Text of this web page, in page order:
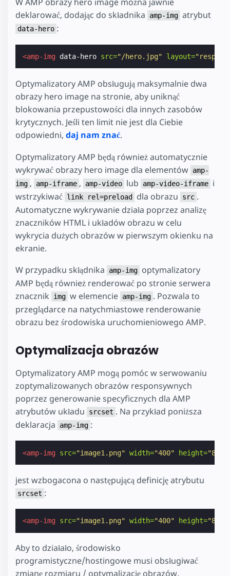
deklarować, dodając do składnika
amp-img atrybut
data-hero :
<amp-img data-hero src="/hero.jpg" layout=
Optymalizatory AMP obsługują maksymalnie dwa
obrazy hero image na stronie, aby uniknąć
blokowania przepustowości dla innych zasobów
krytycznych. Jeśli ten limit nie jest dla Ciebie
odpowiedni, daj nam znać.
Optymalizatory AMP będą również automatycznie
wykrywać obrazy hero image dla elementów amp-
img , amp-iframe , amp-video lub amp-video-iframe i
wstrzykiwać link rel=preload dla obrazu src .
Automatyczne wykrywanie działa poprzez analizę
znaczników HTML i układów obrazu w celu
wykrycia dużych obrazów w pierwszym okienku na
ekranie.
W przypadku skłądnika
amp-img optymalizatory
AMP będą również renderować po stronie serwera
znacznik
img w elemencie amp-img . Pozwala to
przeglądarce na natychmiastowe renderowanie
obrazu bez środowiska uruchomieniowego AMP.
Optymalizacja obrazów
Optymalizatory AMP mogą pomóc w serwowaniu
zoptymalizowanych obrazów responsywnych
poprzez generowanie specyficznych dla AMP
atrybutów układu
srcset . Na przykład poniższa
deklaracja
amp-img :
<amp-img src="image1.png" width="400" height="800"
jest wzbogacona o następującą definicję atrybutu
srcset :
<amp-img src="image1.png" width="400" height="800"
Aby to działało, środowisko
programistyczne/hostingowe musi obsługiwać
zmianę rozmiaru / optymalizację obrazów.